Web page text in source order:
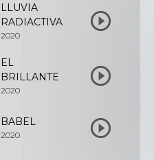
LLUVIA
RADIACTIVA
2020
EL
BRILLANTE
2020
BABEL
2020